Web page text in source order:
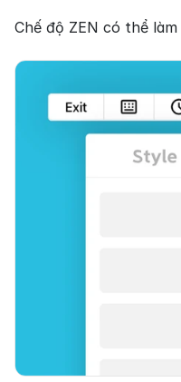
Chế độ ZEN có thể